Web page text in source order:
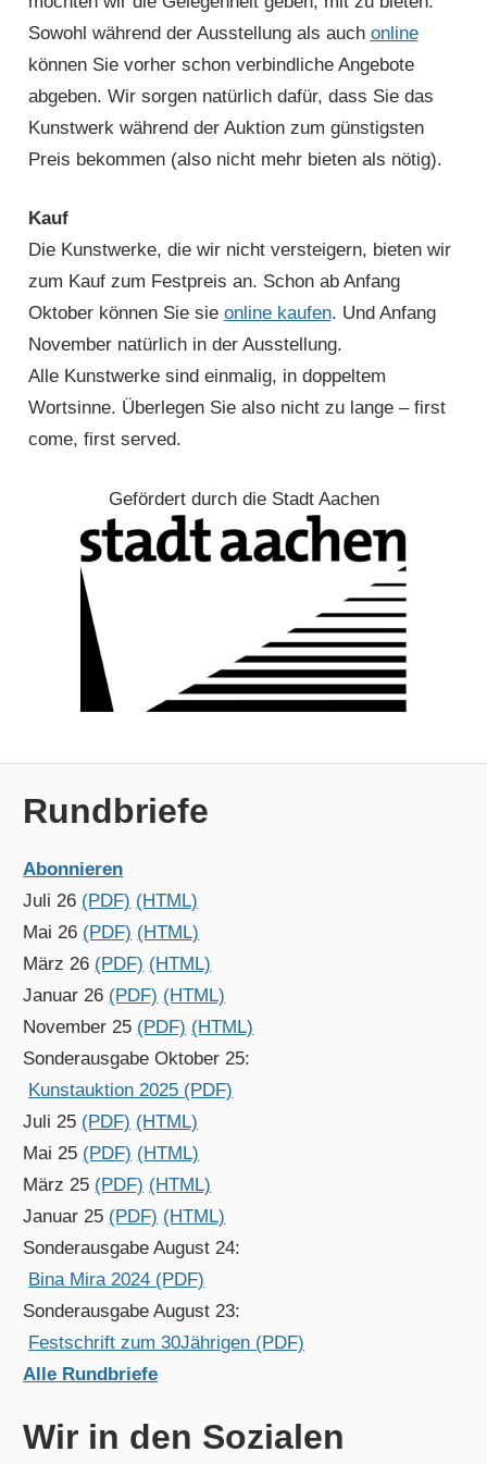
Sowohl während der Ausstellung als auch online
können Sie vorher schon verbindliche Angebote
abgeben. Wir sorgen natürlich dafür, dass Sie das
Kunstwerk während der Auktion zum günstigsten
Preis bekommen (also nicht mehr bieten als nötig).
Kauf
Die Kunstwerke, die wir nicht versteigern, bieten wir
zum Kauf zum Festpreis an. Schon ab Anfang
Oktober können Sie sie online kaufen. Und Anfang
November natürlich in der Ausstellung.
Alle Kunstwerke sind einmalig, in doppeltem
Wortsinne. Überlegen Sie also nicht zu lange – first
come, first served.
Gefördert durch die Stadt Aachen
Rundbriefe
Abonnieren
Juli 26 (PDF) (HTML)
Mai 26 (PDF) (HTML)
März 26 (PDF) (HTML)
Januar 26 (PDF) (HTML)
November 25 (PDF) (HTML)
Sonderausgabe Oktober 25:
Kunstauktion 2025 (PDF)
Juli 25 (PDF) (HTML)
Mai 25 (PDF) (HTML)
März 25 (PDF) (HTML)
Januar 25 (PDF) (HTML)
Sonderausgabe August 24:
Bina Mira 2024 (PDF)
Sonderausgabe August 23:
Festschrift zum 30Jährigen (PDF)
Alle Rundbriefe
Wir in den Sozialen